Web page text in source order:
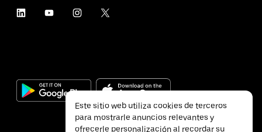
Este sitio web utiliza cookies de terceros
para mostrarle anuncios relevantes y
ofrecerle personalización al recordar su